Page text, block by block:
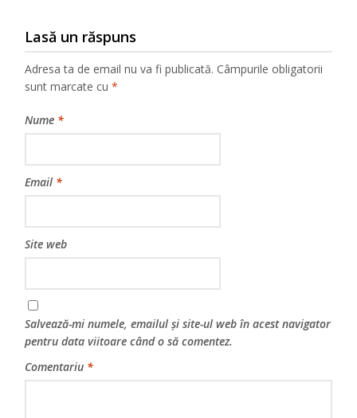
Lasă un răspuns
Adresa ta de email nu va fi publicată. Câmpurile obligatorii
sunt marcate cu*
Nume *
Email *
Site web
Salvează-mi numele, emailul și site-ul web în acest navigator
pentru data viitoare când o să comentez.
Comentariu *